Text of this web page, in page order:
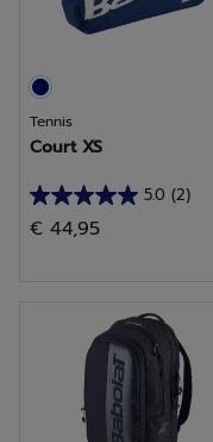
Tennis
Court XS
5.0 (2)
5.0
von
Bewertungen
€ 44,95